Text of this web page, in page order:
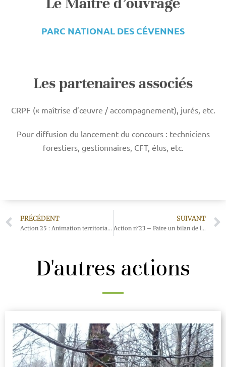
PARC NATIONAL DES CÉVENNES
Les partenaires associés
CRPF (« maîtrise d’œuvre / accompagnement), jurés, etc.
Pour diffusion du lancement du concours : techniciens
forestiers, gestionnaires, CFT, élus, etc.
PRÉCÉDENT
Action 25 : Animation territoriale forestière multi-enjeux
SUIVANT
Action n°23 – Faire un bilan de la filière bois énergie sur le territoire
D'autres actions